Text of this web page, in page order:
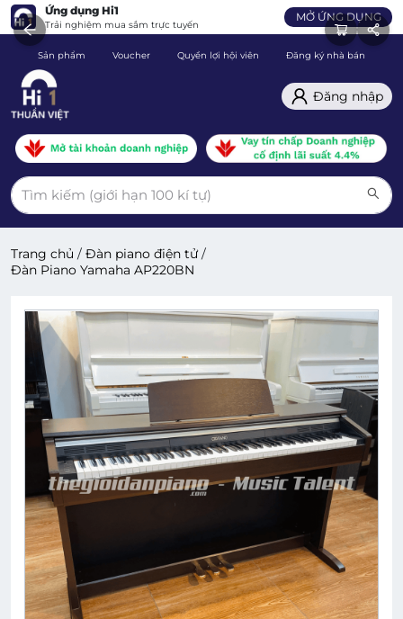
Ứng dụng Hi1
Trải nghiệm mua sắm trực tuyến
MỞ ỨNG DỤNG
Sản phẩm Voucher Quyền lợi hội viên Đăng ký nhà bán
Đăng nhập
Trang chủ / Đàn piano điện tử /
Đàn Piano Yamaha AP220BN